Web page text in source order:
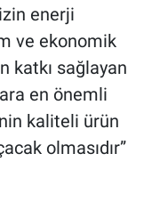
enerji
ve ekonomik
katkı sağlayan
en önemli
kaliteli ürün
olmasıdır”